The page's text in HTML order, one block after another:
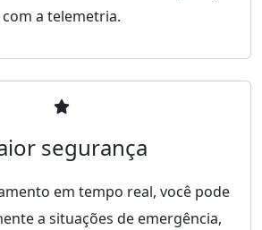
com a telemetria.
segurança
em tempo real, você pode
a situações de emergência,